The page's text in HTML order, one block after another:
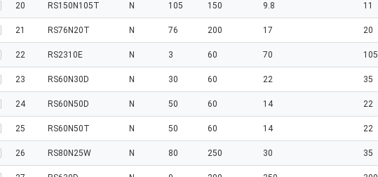
20 RS150N105T N 105 150 9.8 11
21 RS76N20T N 76 200 17 20
22 RS2310E N 3 60 70 105
23 RS60N30D N 30 60 22 35
24 RS60N50D N 50 60 14 22
25 RS60N50T N 50 60 14 22
26 RS80N25W N 80 250 30 35